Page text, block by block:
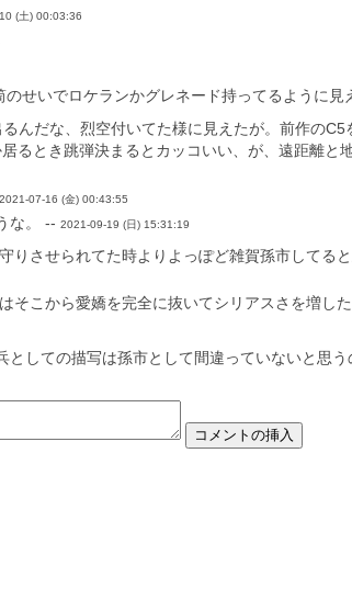
(土) 00:03:36
せいでロケランかグレネード持ってるように
んだな、烈空付いてた様に見えたが。前作のC5
るとき跳弾決まるとカッコいい、が、遠距離
2021-07-16 (金) 00:43:55
な。 --2021-09-19 (日) 15:31:19
りさせられてた時よりよっぽど雑賀孫市してる
そこから愛嬌を完全に抜いてシリアスさを増し
しての描写は孫市として間違っていないと思